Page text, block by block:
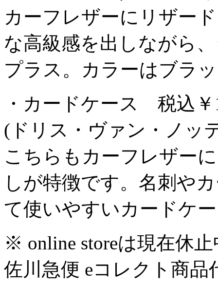
カーフレザーにリザー
な高級感を出しながら
プラス。カラーはブラ
・カードケース 税込￥
(ドリス・ヴァン・ノッ
こちらもカーフレザー
しが特徴です。名刺や
て使いやすいカードケ
※ online storeは現在休
佐川急便 eコレクト商